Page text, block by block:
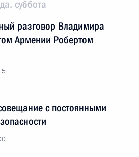
суббота
разговор Владимира
Армении Робертом
с постоянными